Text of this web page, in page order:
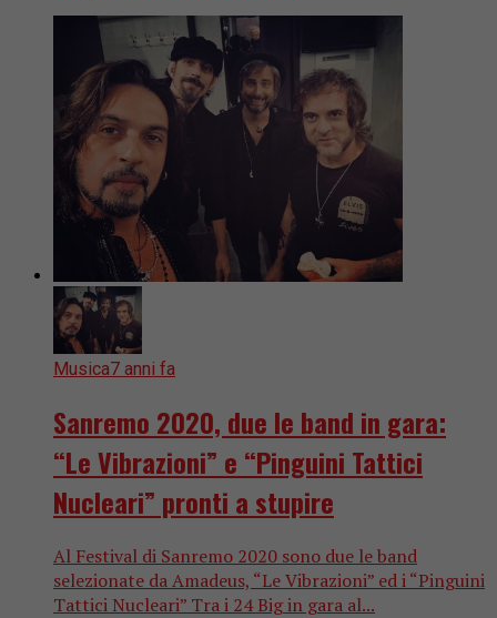
Musica7 anni fa
Sanremo 2020, due le band in gara:
“Le Vibrazioni” e “Pinguini Tattici
Nucleari” pronti a stupire
Al Festival di Sanremo 2020 sono due le band
selezionate da Amadeus, “Le Vibrazioni” ed i “Pinguini
Tattici Nucleari” Tra i 24 Big in gara al...